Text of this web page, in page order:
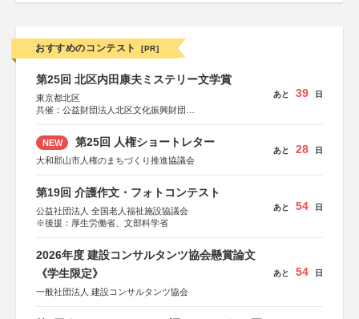
おすすめのコンテスト [PR]
第25回 北区内田康夫ミステリー文学賞
東京都北区
共催：公益財団法人北区文化振興財団
協賛：株式会社実業之日本社
あと 39 日
NEW 第25回 人権ショートレター
大和郡山市人権のまちづくり推進協議会
あと 28 日
第19回 介護作文・フォトコンテスト
公益社団法人 全国老人福祉施設協議会
※後援：厚生労働省、文部科学省
あと 54 日
2026年度 建設コンサルタンツ協会懸賞論文
《学生限定》
一般社団法人 建設コンサルタンツ協会
あと 54 日